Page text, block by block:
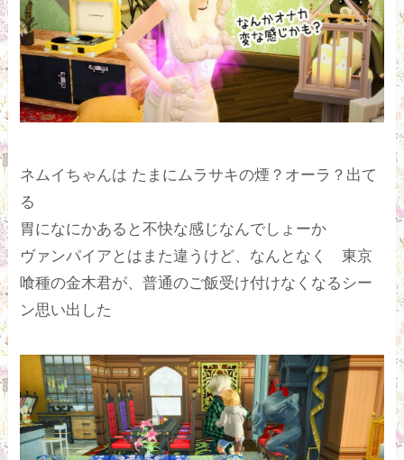
ネムイちゃんは たまにムラサキの煙？オーラ？出て
る
胃になにかあると不快な感じなんでしょーか
ヴァンパイアとはまた違うけど、なんとなく 東京
喰種の金木君が、普通のご飯受け付けなくなるシー
ン思い出した